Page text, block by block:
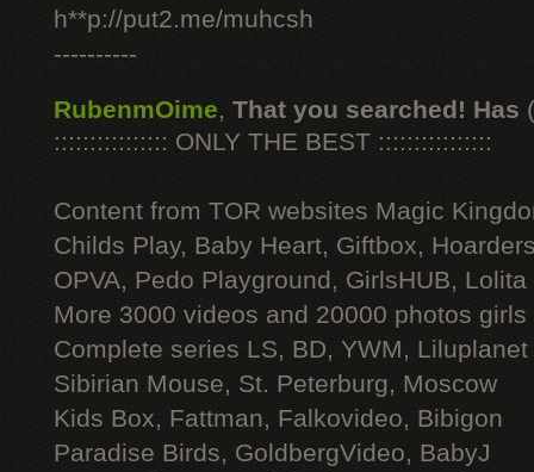
h**p://put2.me/muhcsh
----------
RubenmOime, That you searched! Has
:::::::::::::::: ONLY THE BEST ::::::::::::::::
Content from TOR websites Magic
Childs Play, Baby Heart, Giftbox,
OPVA, Pedo Playground, GirlsHUB, Lolita
More 3000 videos and 20000 photos
Complete series LS, BD, YWM, Liluplanet
Sibirian Mouse, St. Peterburg, Moscow
Kids Box, Fattman, Falkovideo, Bibigon
Paradise Birds, GoldbergVideo, BabyJ